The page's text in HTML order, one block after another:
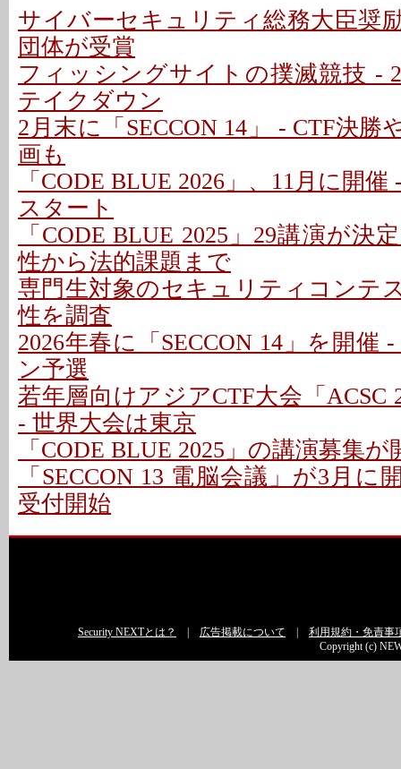
サイバーセキュリティ総務大臣奨
団体が受賞
フィッシングサイトの撲滅競技 -
テイクダウン
2月末に「SECCON 14」 - CTF決勝
画も
「CODE BLUE 2026」、11月に開
スタート
「CODE BLUE 2025」29講演が決
性から法的課題まで
専門生対象のセキュリティコンテ
性を調査
2026年春に「SECCON 14」を開催
ン予選
若年層向けアジアCTF大会「ACSC
- 世界大会は東京
「CODE BLUE 2025」の講演募集
「SECCON 13 電脳会議」が3月に
受付開始
Security NEXTとは？ 広告掲載について
利用規約・免責事
Copyright (c)